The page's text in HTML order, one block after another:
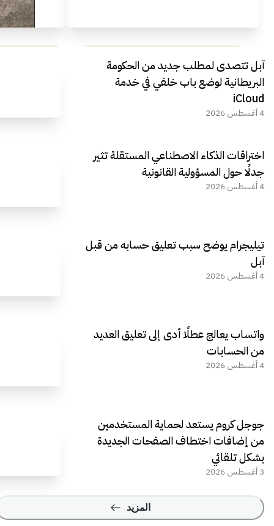
مراجعة شاملة لعملاق الألعاب
الجديد REDMAGIC 11 AIR
آبل تتصدى لمطلب جديد من الحكومة
البريطانية لوضع باب خلفي في خدمة
iCloud
4 أغسطس 2026
اختراقات الذكاء الاصطناعي المستقلة تثير
جدلًا حول المسؤولية القانونية
4 أغسطس 2026
تيليجرام يوضح سبب تعليق حسابه من قبل
آبل
4 أغسطس 2026
واتساب يعالج عطلًا أدى إلى تعليق العديد
من الحسابات
4 أغسطس 2026
جوجل كروم يستعد لحماية المستخدمين
من إضافات اختطاف الصفحات الجديدة
بشكل تلقائي
3 أغسطس 2026
المزيد